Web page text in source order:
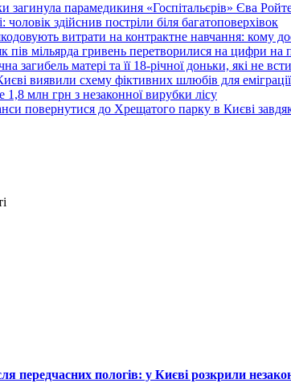
загинула парамедикиня «Госпітальєрів» Єва
здійснив постріли біля багатоповерхівок
витрати на контрактне навчання: кому
пів мільярда гривень перетворилися на цифри на
загибель матері та її 18-річної доньки, які не
виявили схему фіктивних шлюбів для еміграції
млн грн з незаконної вирубки лісу
повернутися до Хрещатого парку в Києві
передчасних пологів: у Києві розкрили